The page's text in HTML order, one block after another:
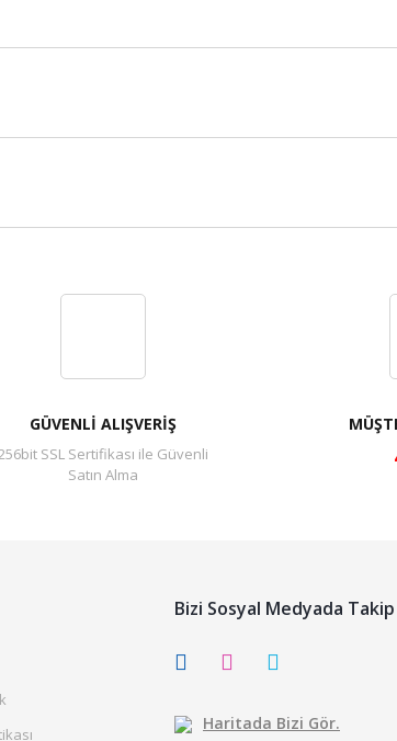
GÜVENLİ ALIŞVERİŞ
SSL Sertifikası ile Güvenli
Satın Alma
Bizi Sosyal Medyada Takip
Haritada Bizi Gör.